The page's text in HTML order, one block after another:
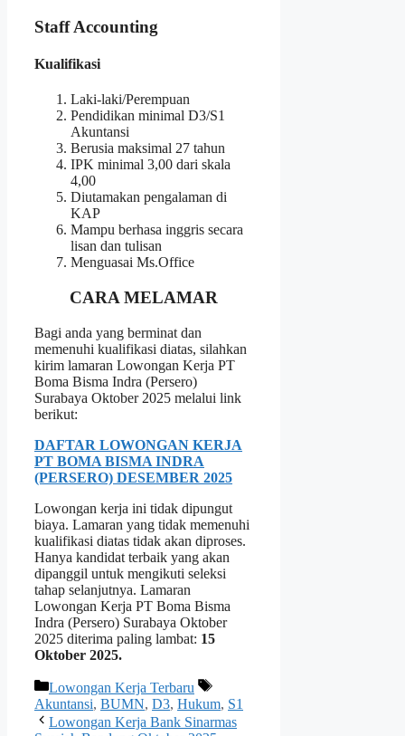
Staff Accounting
Kualifikasi
Laki-laki/Perempuan
Pendidikan minimal D3/S1
Akuntansi
Berusia maksimal 27 tahun
IPK minimal 3,00 dari skala
4,00
Diutamakan pengalaman di
KAP
Mampu berhasa inggris secara
lisan dan tulisan
Menguasai Ms.Office
CARA MELAMAR
Bagi anda yang berminat dan
memenuhi kualifikasi diatas, silahkan
kirim lamaran Lowongan Kerja PT
Boma Bisma Indra (Persero)
Surabaya Oktober 2025 melalui link
berikut:
DAFTAR LOWONGAN KERJA
PT BOMA BISMA INDRA
(PERSERO) DESEMBER 2025
Lowongan kerja ini tidak dipungut
biaya. Lamaran yang tidak memenuhi
kualifikasi diatas tidak akan diproses.
Hanya kandidat terbaik yang akan
dipanggil untuk mengikuti seleksi
tahap selanjutnya. Lamaran
Lowongan Kerja PT Boma Bisma
Indra (Persero) Surabaya Oktober
2025 diterima paling lambat: 15
Oktober 2025.
Kategori
Lowongan Kerja Terbaru
Tag
Akuntansi, BUMN, D3, Hukum, S1
Lowongan Kerja Bank Sinarmas